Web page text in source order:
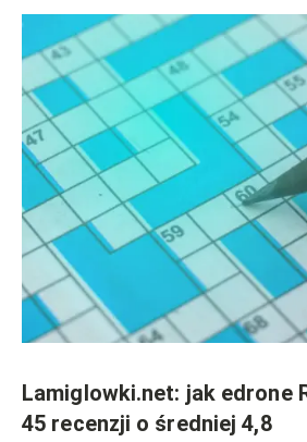
Lamiglowki.net: jak edrone
45 recenzji o średniej 4,8